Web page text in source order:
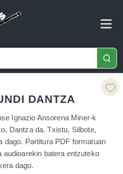
DANTZA
Ignazio Ansorena Miner-k
Dantza da. Txistu, Silbote,
dago. Partitura PDF formatuan
audioarekin batera entzuteko
dago.